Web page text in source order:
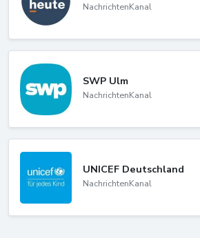
NachrichtenKanal
SWP Ulm
NachrichtenKanal
UNICEF Deutschland
NachrichtenKanal